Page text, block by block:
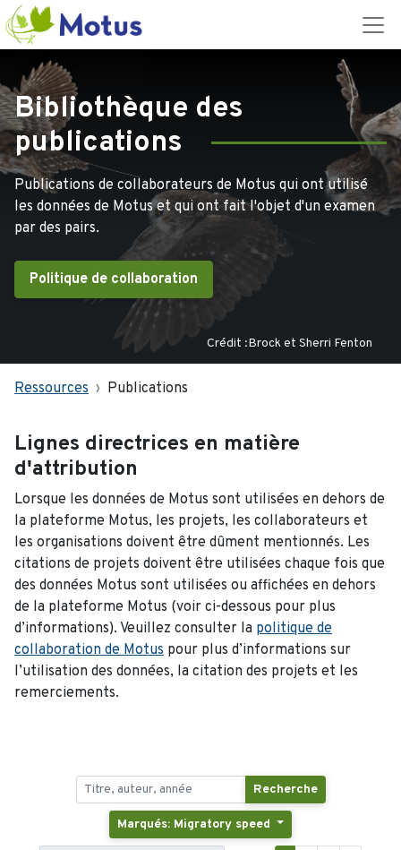
Bibliothèque des
publications
Publications de collaborateurs de Motus qui ont utilisé
les données de Motus et qui ont fait l'objet d'un examen
par des pairs.
Politique de collaboration
Crédit :Brock et Sherri Fenton
Ressources Publications
Lignes directrices en matière
d'attribution
Lorsque les données de Motus sont utilisées en dehors de
la plateforme Motus, les projets, les collaborateurs et
les organisations doivent être dûment mentionnés. Les
citations de projets doivent être utilisées chaque fois que
des données Motus sont utilisées ou affichées en dehors
de la plateforme Motus (voir ci-dessous pour plus
d’informations). Veuillez consulter la politique de
collaboration de Motus pour plus d’informations sur
l’utilisation des données, la citation des projets et les
remerciements.
Recherche
Marqués: Migratory speed